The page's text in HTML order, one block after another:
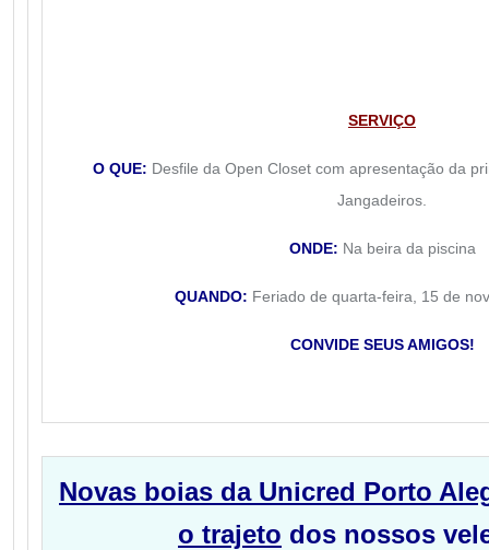
SERVIÇO
O QUE: Desfile da Open Closet com apresentação da
Jangadeiros.
ONDE: Na beira da piscina
QUANDO: Feriado de quarta-feira, 15 de
CONVIDE SEUS AMIGOS!
Novas boias da Unicred Porto
o trajeto dos nossos